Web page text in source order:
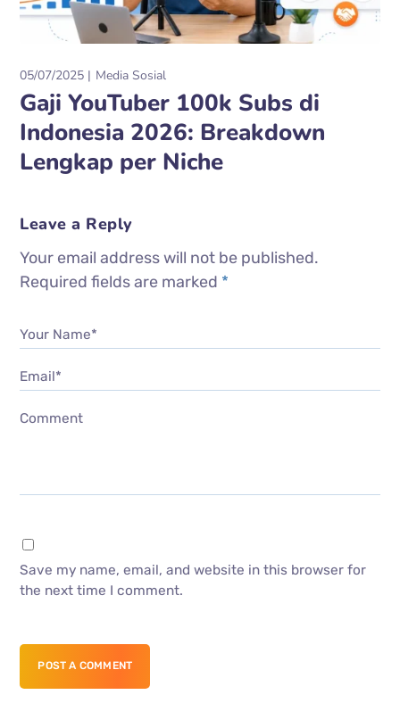
05/07/2025 Media Sosial
Gaji YouTuber 100k Subs di
Indonesia 2026: Breakdown
Lengkap per Niche
Leave a Reply
Your email address will not be published.
Required fields are marked *
Your Name*
Email*
Comment
Save my name, email, and website in this browser for
the next time I comment.
POST A COMMENT